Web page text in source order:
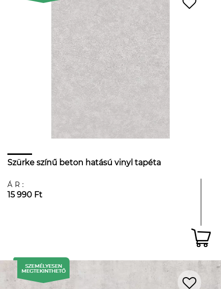
Szürke színű beton hatású vinyl tapéta
ÁR:
15 990 Ft